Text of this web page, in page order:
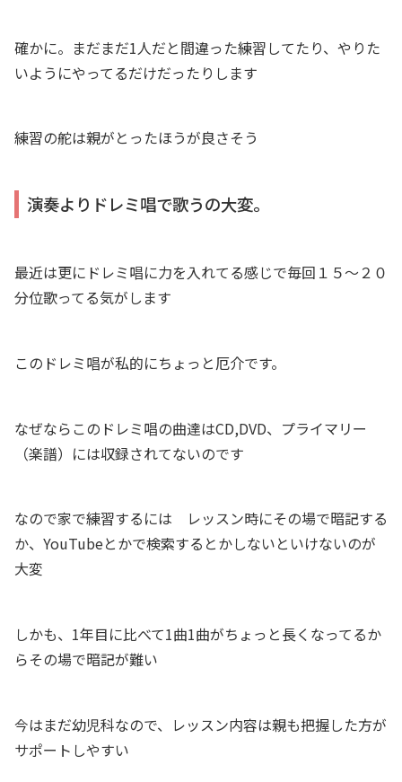
確かに。まだまだ1人だと間違った練習してたり、やりた
いようにやってるだけだったりします
練習の舵は親がとったほうが良さそう
演奏よりドレミ唱で歌うの大変。
最近は更にドレミ唱に力を入れてる感じで毎回１５〜２０
分位歌ってる気がします
このドレミ唱が私的にちょっと厄介です。
なぜならこのドレミ唱の曲達はCD,DVD、プライマリー
（楽譜）には収録されてないのです
なので家で練習するには レッスン時にその場で暗記する
か、YouTubeとかで検索するとかしないといけないのが
大変
しかも、1年目に比べて1曲1曲がちょっと長くなってるか
らその場で暗記が難い
今はまだ幼児科なので、レッスン内容は親も把握した方が
サポートしやすい